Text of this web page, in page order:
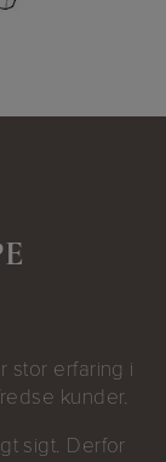
stor erfaring i
kunder.
sigt. Derfor